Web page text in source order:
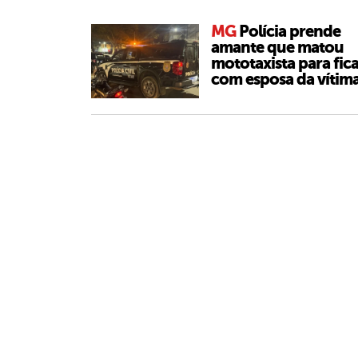
MG Polícia prende
amante que matou
mototaxista para
com esposa da